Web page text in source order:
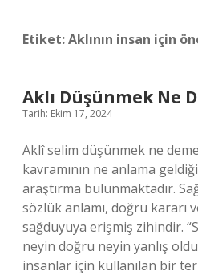
Etiket:Aklının insan için
Aklı Düşünmek Ne
Tarih: Ekim 17, 2024
Aklî selim düşünmek ne
kavramının ne anlama
araştırma bulunmaktadır.
sözlük anlamı, doğru kararı
sağduyuya erişmiş zihindir.
neyin doğru neyin yanlış
insanlar için kullanılan bir